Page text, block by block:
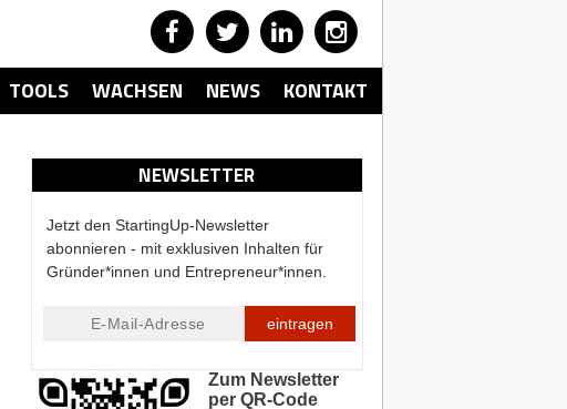
TOOLS WACHSEN NEWS KONTAKT
NEWSLETTER
Jetzt den StartingUp-Newsletter
abonnieren - mit exklusiven Inhalten für
Gründer*innen und Entrepreneur*innen.
eintragen
Zum Newsletter
per QR-Code